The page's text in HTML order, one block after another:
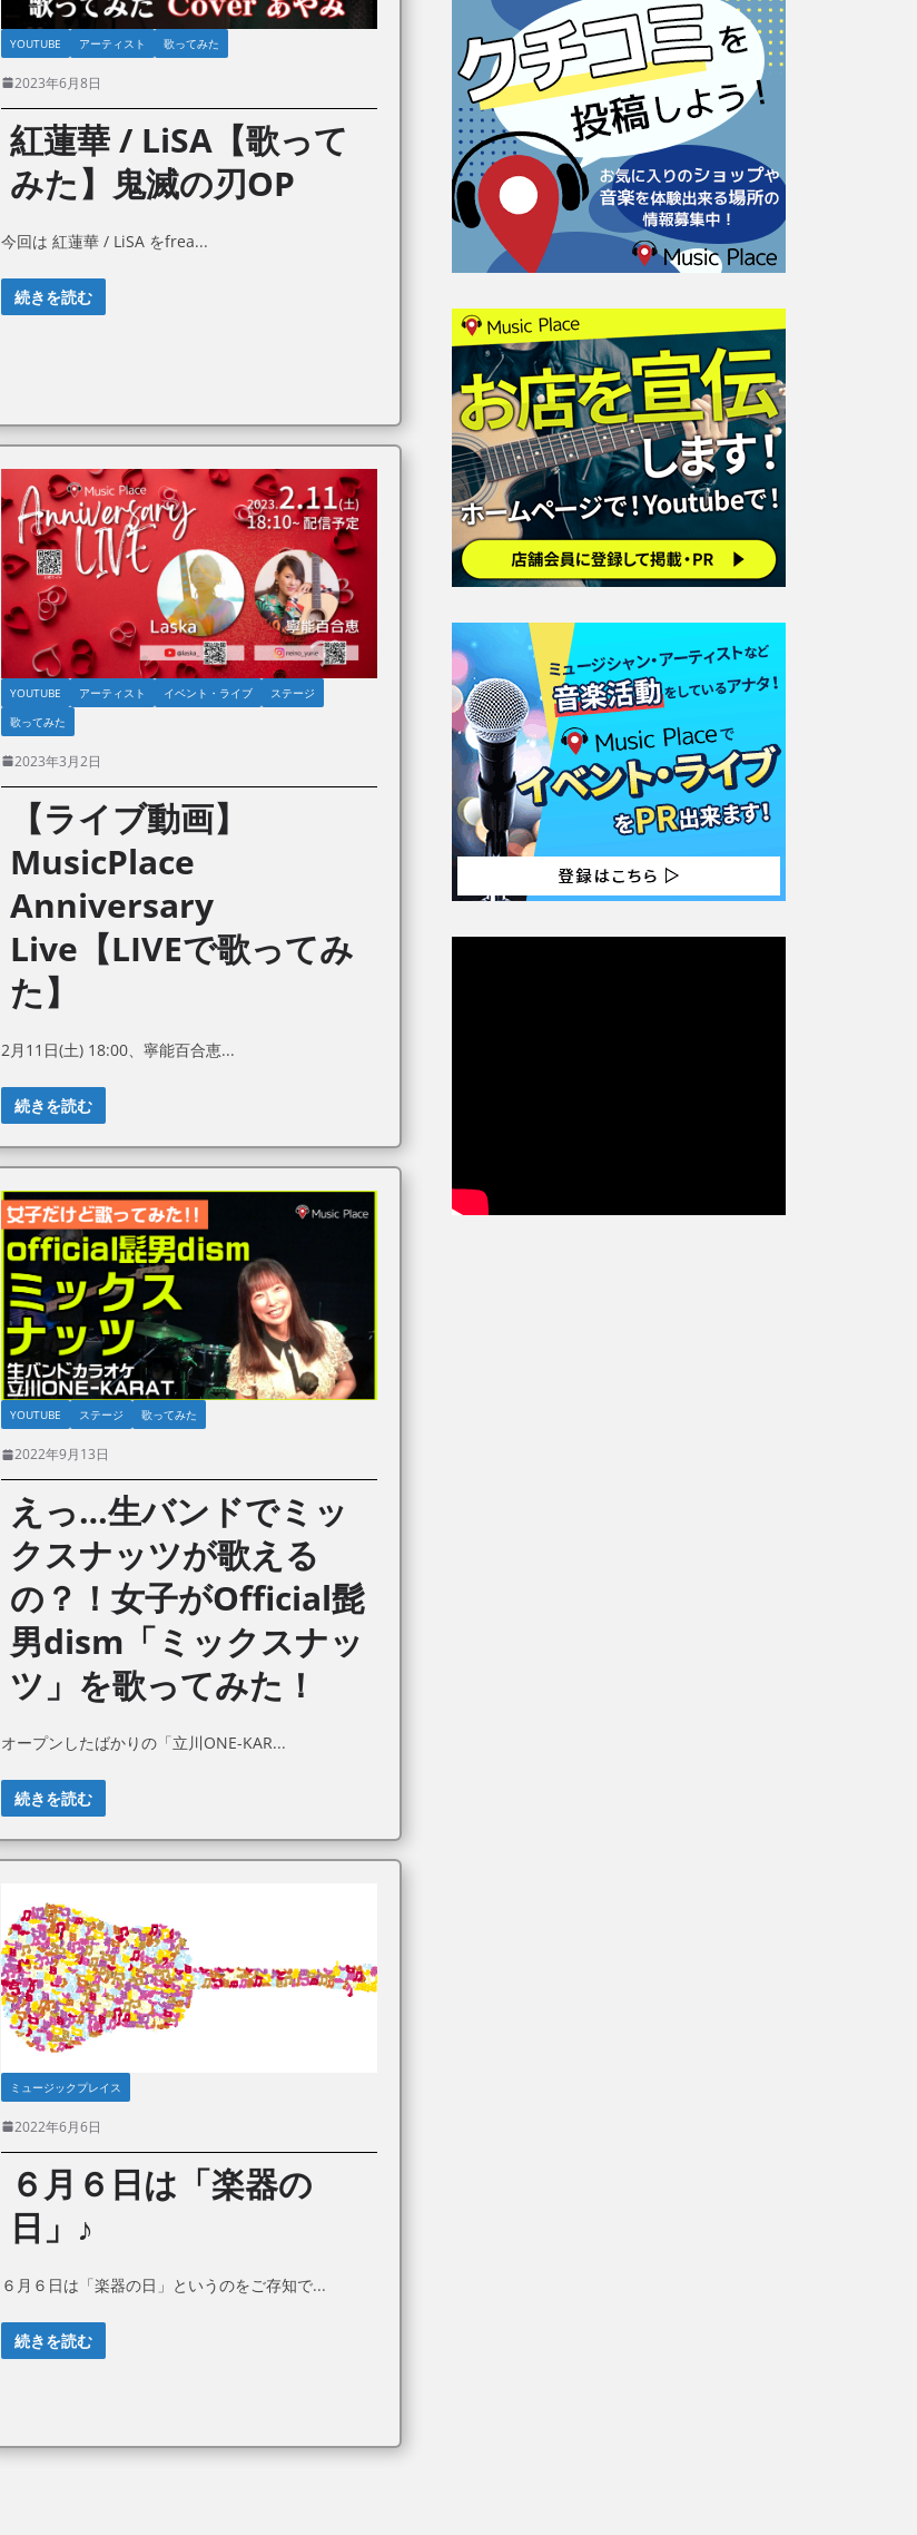
YOUTUBE アーティスト 歌ってみた
2023年6月8日
紅蓮華 / LiSA【歌って
みた】鬼滅の刃OP
今回は 紅蓮華 / LiSA をfrea
続きを読む
YOUTUBE アーティスト イベント・ライブ
ステージ
歌ってみた
2023年3月2日
【ライブ動画】
MusicPlace
Anniversary
Live【LIVEで歌ってみ
た】
2月11日(土) 18:00、寧能百合恵
続きを読む
YOUTUBE ステージ 歌ってみた
2022年9月13日
えっ…生バンドでミッ
クスナッツが歌える
の？！女子がOfficial髭
男dism「ミックスナッ
ツ」を歌ってみた！
オープンしたばかりの「立川ONE-KAR
続きを読む
ミュージックプレイス
2022年6月6日
６月６日は「楽器の
日」♪
６月６日は「楽器の日」というのをご存知で
続きを読む